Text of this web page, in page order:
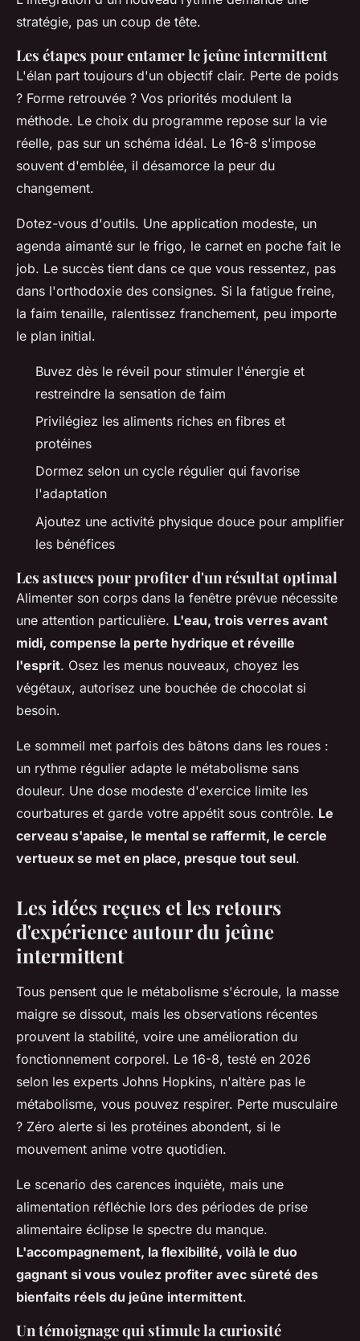
stratégie, pas un coup de tête.
Les étapes pour entamer le jeûne intermittent
L'élan part toujours d'un objectif clair. Perte de poids
? Forme retrouvée ? Vos priorités modulent la
méthode. Le choix du programme repose sur la vie
réelle, pas sur un schéma idéal. Le 16-8 s'impose
souvent d'emblée, il désamorce la peur du
changement.
Dotez-vous d'outils. Une application modeste, un
agenda aimanté sur le frigo, le carnet en poche fait le
job. Le succès tient dans ce que vous ressentez, pas
dans l'orthodoxie des consignes. Si la fatigue freine,
la faim tenaille, ralentissez franchement, peu importe
le plan initial.
Buvez dès le réveil pour stimuler l'énergie et
restreindre la sensation de faim
Privilégiez les aliments riches en fibres et
protéines
Dormez selon un cycle régulier qui favorise
l'adaptation
Ajoutez une activité physique douce pour amplifier
les bénéfices
Les astuces pour profiter d'un résultat optimal
Alimenter son corps dans la fenêtre prévue nécessite
une attention particulière. L'eau, trois verres avant
midi, compense la perte hydrique et réveille
l'esprit. Osez les menus nouveaux, choyez les
végétaux, autorisez une bouchée de chocolat si
besoin.
Le sommeil met parfois des bâtons dans les roues :
un rythme régulier adapte le métabolisme sans
douleur. Une dose modeste d'exercice limite les
courbatures et garde votre appétit sous contrôle. Le
cerveau s'apaise, le mental se raffermit, le cercle
vertueux se met en place, presque tout seul.
Les idées reçues et les retours
d'expérience autour du jeûne
intermittent
Tous pensent que le métabolisme s'écroule, la masse
maigre se dissout, mais les observations récentes
prouvent la stabilité, voire une amélioration du
fonctionnement corporel. Le 16-8, testé en 2026
selon les experts Johns Hopkins, n'altère pas le
métabolisme, vous pouvez respirer. Perte musculaire
? Zéro alerte si les protéines abondent, si le
mouvement anime votre quotidien.
Le scenario des carences inquiète, mais une
alimentation réfléchie lors des périodes de prise
alimentaire éclipse le spectre du manque.
L'accompagnement, la flexibilité, voilà le duo
gagnant si vous voulez profiter avec sûreté des
bienfaits réels du jeûne intermittent.
Un témoignage qui stimule la curiosité